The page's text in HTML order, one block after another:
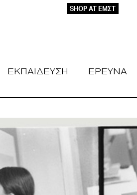
SHOP AT ΕΜΣΤ
ΕΚΠΑΙΔΕΥΣΗ ΕΡΕΥΝΑ